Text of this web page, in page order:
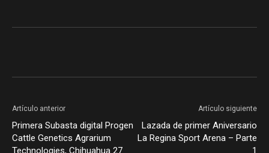
Artículo anterior
Primera Subasta digital Progen
Cattle Genetics Agrarium
Technologies, Chihuahua 27
Artículo siguiente
Lazada de primer Aniversario
La Regina Sport Arena – Parte
1